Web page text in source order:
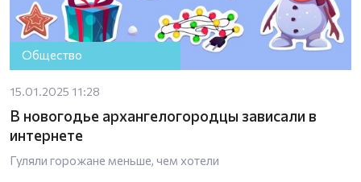
Общество
15.01.2025 11:28
В новогодье архангелогородцы зависали в
интернете
Гуляли горожане меньше, чем хотели